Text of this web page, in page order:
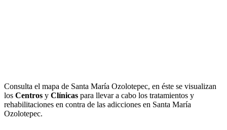
Consulta el mapa de Santa María Ozolotepec, en éste se visualizan
los Centros y Clínicas para llevar a cabo los tratamientos y
rehabilitaciones en contra de las adicciones en Santa María
Ozolotepec.